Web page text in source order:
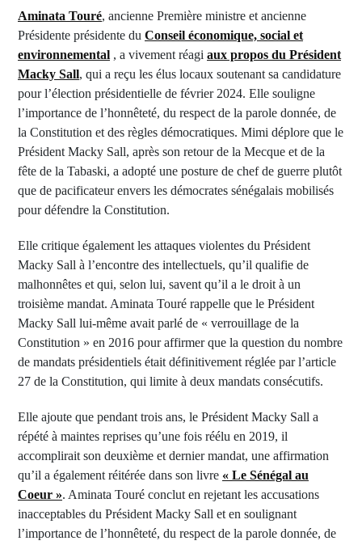
Aminata Touré, ancienne Première ministre et ancienne
Présidente présidente du Conseil économique, social et
environnemental , a vivement réagi aux propos du Président
Macky Sall, qui a reçu les élus locaux soutenant sa candidature
pour l’élection présidentielle de février 2024. Elle souligne
l’importance de l’honnêteté, du respect de la parole donnée, de
la Constitution et des règles démocratiques. Mimi déplore que le
Président Macky Sall, après son retour de la Mecque et de la
fête de la Tabaski, a adopté une posture de chef de guerre plutôt
que de pacificateur envers les démocrates sénégalais mobilisés
pour défendre la Constitution.
Elle critique également les attaques violentes du Président
Macky Sall à l’encontre des intellectuels, qu’il qualifie de
malhonnêtes et qui, selon lui, savent qu’il a le droit à un
troisième mandat. Aminata Touré rappelle que le Président
Macky Sall lui-même avait parlé de « verrouillage de la
Constitution » en 2016 pour affirmer que la question du nombre
de mandats présidentiels était définitivement réglée par l’article
27 de la Constitution, qui limite à deux mandats consécutifs.
Elle ajoute que pendant trois ans, le Président Macky Sall a
répété à maintes reprises qu’une fois réélu en 2019, il
accomplirait son deuxième et dernier mandat, une affirmation
qu’il a également réitérée dans son livre « Le Sénégal au
Coeur ». Aminata Touré conclut en rejetant les accusations
inacceptables du Président Macky Sall et en soulignant
l’importance de l’honnêteté, du respect de la parole donnée, de